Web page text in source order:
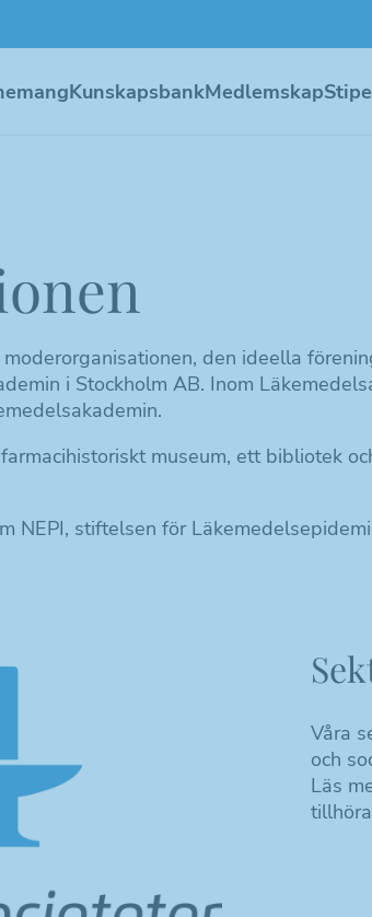
KunskapsbankMedlemskap
den ideella
i Stockholm AB. Inom
museum, ett bibliotek
NEPI, stiftelsen för
Våra
och
Läs